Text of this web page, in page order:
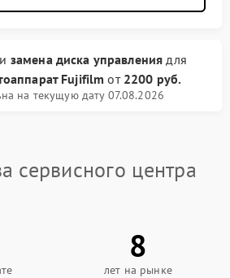
замена диска управления для
Fujifilm от 2200 руб.
на текущую дату 07.08.2026
сервисного центра
8
лет на рынке